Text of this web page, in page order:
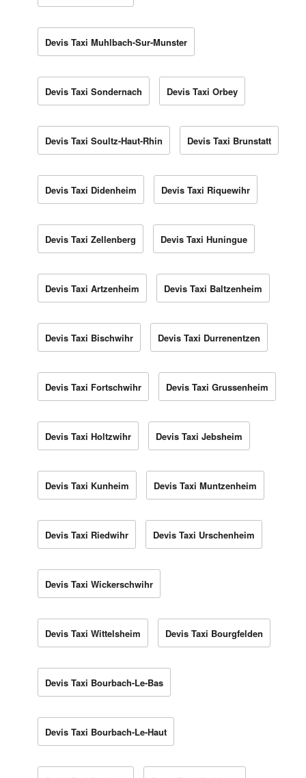
Devis Taxi Muhlbach-Sur-Munster
Devis Taxi Sondernach Devis Taxi Orbey
Devis Taxi Soultz-Haut-Rhin Devis Taxi Brunstatt
Devis Taxi Didenheim Devis Taxi Riquewihr
Devis Taxi Zellenberg Devis Taxi Huningue
Devis Taxi Artzenheim Devis Taxi Baltzenheim
Devis Taxi Bischwihr Devis Taxi Durrenentzen
Devis Taxi Fortschwihr Devis Taxi Grussenheim
Devis Taxi Holtzwihr Devis Taxi Jebsheim
Devis Taxi Kunheim Devis Taxi Muntzenheim
Devis Taxi Riedwihr Devis Taxi Urschenheim
Devis Taxi Wickerschwihr
Devis Taxi Wittelsheim Devis Taxi Bourgfelden
Devis Taxi Bourbach-Le-Bas
Devis Taxi Bourbach-Le-Haut